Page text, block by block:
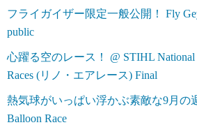
フライガイザー限定一般公開！ Fly
public
心躍る空のレース！ @ STIHL National
Races (リノ・エアレース) Final
熱気球がいっぱい浮かぶ素敵な9月の
Balloon Race